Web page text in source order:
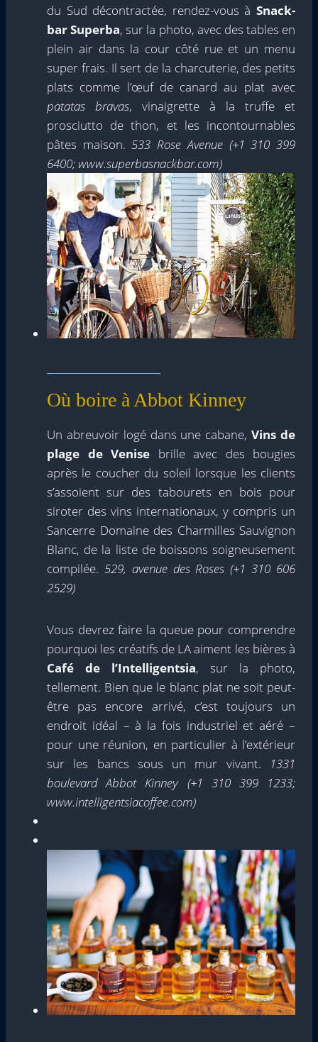
du Sud décontractée, rendez-vous à Snack-
bar Superba, sur la photo, avec des tables en
plein air dans la cour côté rue et un menu
super frais. Il sert de la charcuterie, des petits
plats comme l’œuf de canard au plat avec
patatas bravas, vinaigrette à la truffe et
prosciutto de thon, et les incontournables
pâtes maison.533 Rose Avenue (+1 310 399
6400; www.superbasnackbar.com)
Où boire à Abbot Kinney
Un abreuvoir logé dans une cabane,Vins de
plage de Venise brille avec des bougies
après le coucher du soleil lorsque les clients
s’assoient sur des tabourets en bois pour
siroter des vins internationaux, y compris un
Sancerre Domaine des Charmilles Sauvignon
Blanc, de la liste de boissons soigneusement
compilée. 529, avenue des Roses(+1 310 606
2529)
Vous devrez faire la queue pour comprendre
pourquoi les créatifs de LA aiment les bières à
Café de l’Intelligentsia, sur la photo,
tellement. Bien que le blanc plat ne soit peut-
être pas encore arrivé, c’est toujours un
endroit idéal – à la fois industriel et aéré –
pour une réunion, en particulier à l’extérieur
sur les bancs sous un mur vivant.
1331
boulevard Abbot Kinney (+1 310 399 1233;
www.intelligentsiacoffee.com)